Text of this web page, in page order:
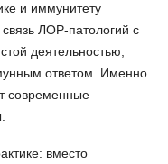
и иммунитету
ЛОР-патологий с
деятельностью,
ответом. Именно
современные
вместо